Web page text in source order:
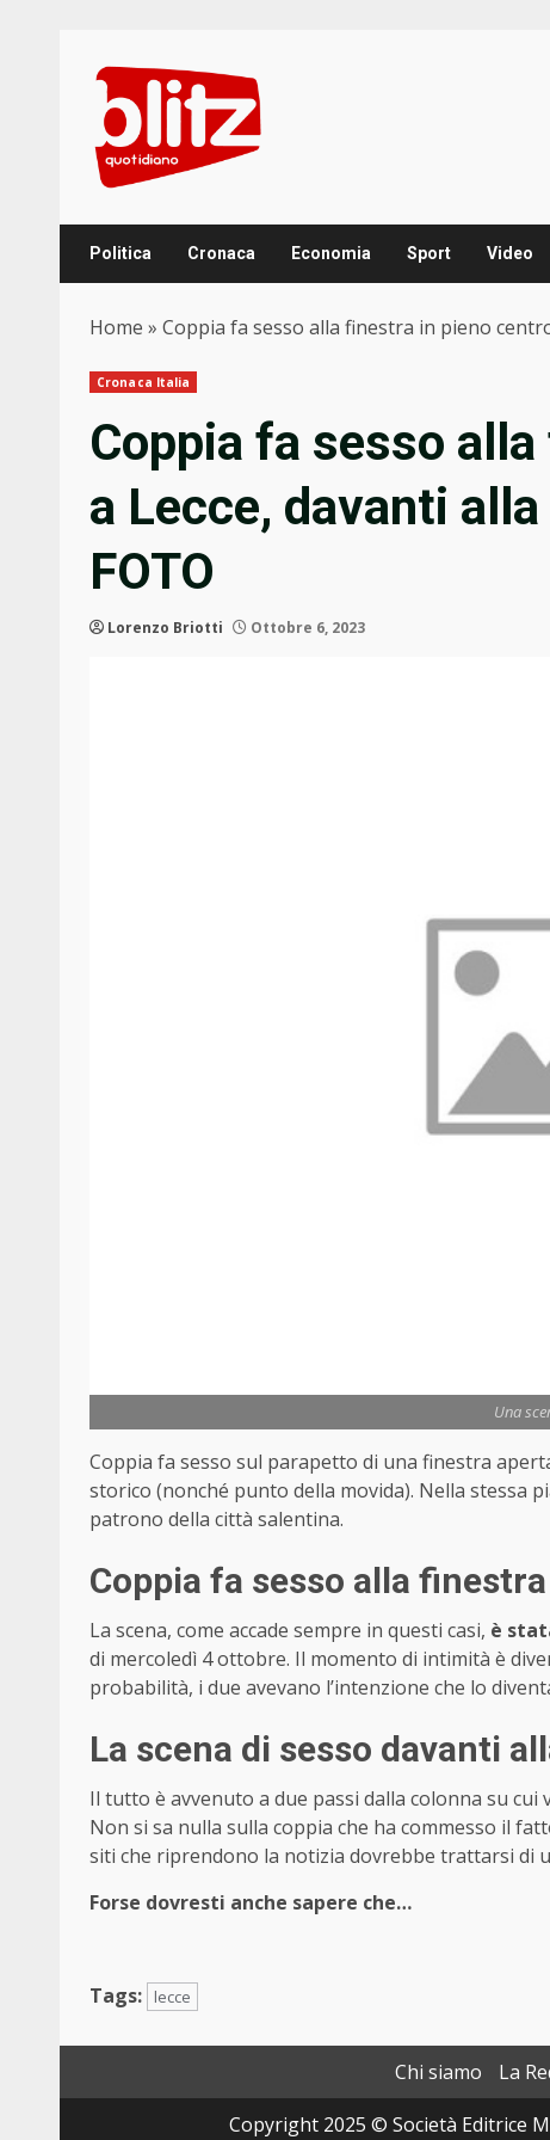
content
Politica Cronaca Economia Sport Video
Home » Coppia fa sesso alla finestra in pieno
Cronaca Italia
Coppia fa sesso
a Lecce, davanti
FOTO
Lorenzo Briotti Ottobre 6, 2023
Una
Coppia fa sesso sul parapetto di una finestra
storico (nonché punto della movida). Nella stessa
patrono della città salentina.
Coppia fa sesso alla
La scena, come accade sempre in questi casi, è
di mercoledì 4 ottobre. Il momento di intimità è
probabilità, i due avevano l’intenzione che lo
La scena di sesso davanti
Il tutto è avvenuto a due passi dalla colonna su
Non si sa nulla sulla coppia che ha commesso il
siti che riprendono la notizia dovrebbe trattarsi di
Forse dovresti anche sapere che…
Tags: lecce
Chi siamo La
Copyright 2025 © Società Editrice